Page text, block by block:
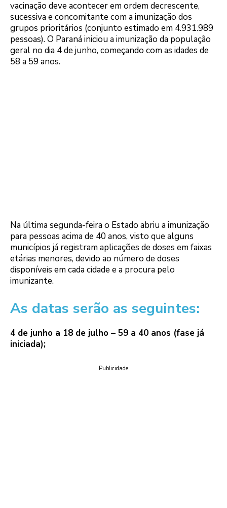
vacinação deve acontecer em ordem decrescente,
sucessiva e concomitante com a imunização dos
grupos prioritários (conjunto estimado em 4.931.989
pessoas). O Paraná iniciou a imunização da população
geral no dia 4 de junho, começando com as idades de
58 a 59 anos.
Na última segunda-feira o Estado abriu a imunização
para pessoas acima de 40 anos, visto que alguns
municípios já registram aplicações de doses em faixas
etárias menores, devido ao número de doses
disponíveis em cada cidade e a procura pelo
imunizante.
As datas serão as seguintes:
4 de junho a 18 de julho – 59 a 40 anos (fase já
iniciada);
Publicidade